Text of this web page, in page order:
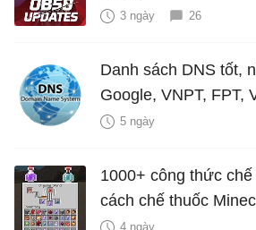
3 ngày 26
Danh sách DNS tốt,
Google, VNPT, FPT,
5 ngày
1000+ công thức
cách chế thuốc
4 ngày